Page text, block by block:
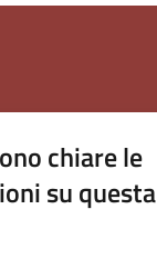
chiare le
su questa